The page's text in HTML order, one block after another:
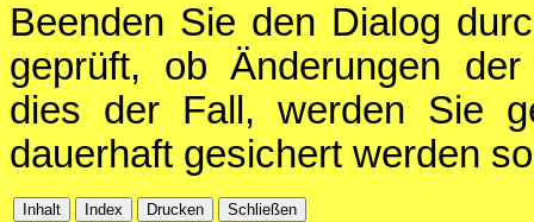
Beenden Sie den Dialog
geprüft, ob Änderungen
dies der Fall, werden Sie
dauerhaft gesichert werden